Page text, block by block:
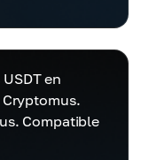
en
Compatible